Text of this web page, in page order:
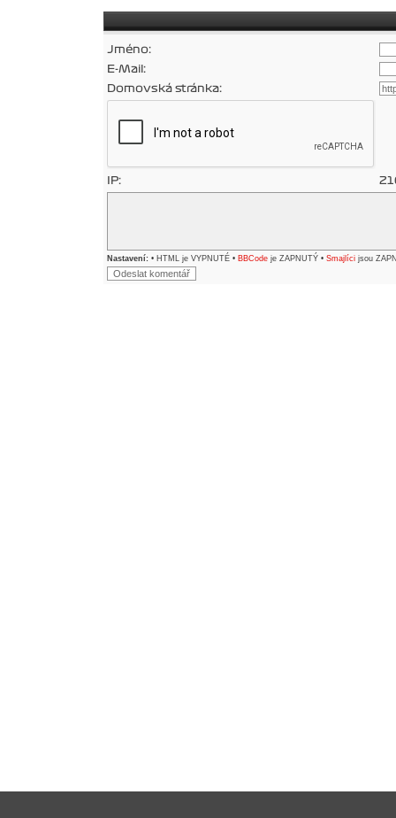
Jméno:
E-Mail:
Domovská stránka:
IP:
Nastavení: • HTML je VYPNUTÉ • BBCode je ZAPNUTÝ • Smajlíci jsou